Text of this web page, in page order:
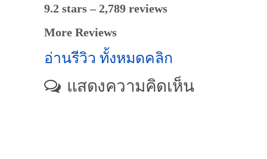
9.2 stars – 2,789 reviews
More Reviews
อ่านรีวิว ทั้งหมดคลิก
แสดงความคิดเห็น